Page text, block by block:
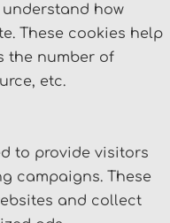
how
These cookies help
the number of
etc.
to provide visitors
campaigns. These
and collect